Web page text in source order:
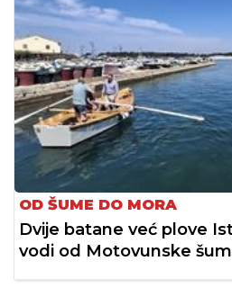
OD ŠUME DO MORA
Dvije batane već plove
vodi od Motovunske